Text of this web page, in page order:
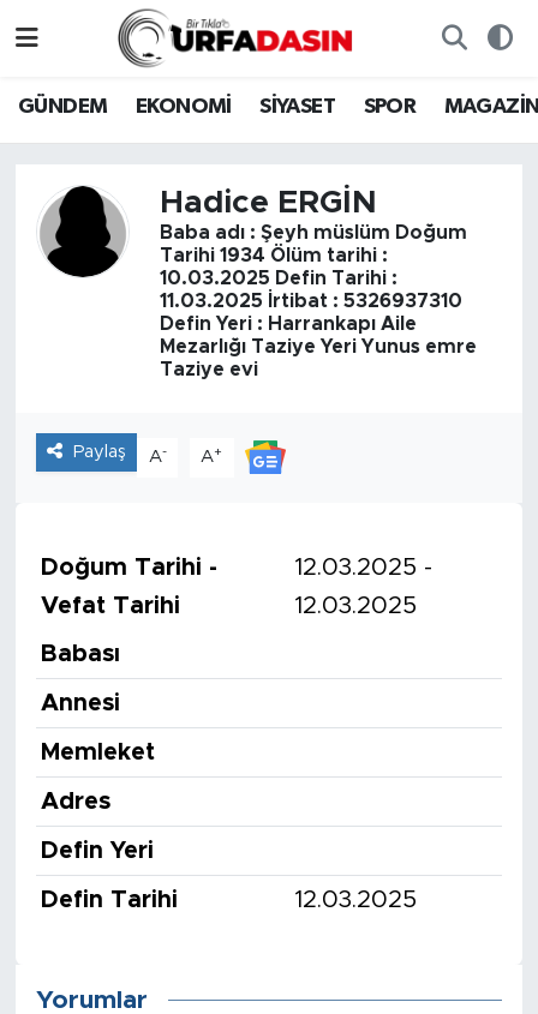
GÜNDEM EKONOMİ SİYASET SPOR
Hadice ERGİN
Baba adı : Şeyh müslüm Doğum
Tarihi 1934 Ölüm tarihi :
10.03.2025 Defin Tarihi :
11.03.2025 İrtibat : 5326937310
Defin Yeri : Harrankapı Aile
Mezarlığı Taziye Yeri Yunus emre
Taziye evi
Paylaş A- A+
Doğum Tarihi -
Vefat Tarihi
12.03.2025 -
12.03.2025
Babası
Annesi
Memleket
Adres
Defin Yeri
Defin Tarihi 12.03.2025
Yorumlar
SİYASET
SPOR
MAGAZİN
TEKNOLOJİ
İletişim
Nöbetçi Eczaneler
Namaz Vakitleri
Trafik Durumu
Süper Lig Puan Durumu ve Fikstür
Son Dakika Haberleri